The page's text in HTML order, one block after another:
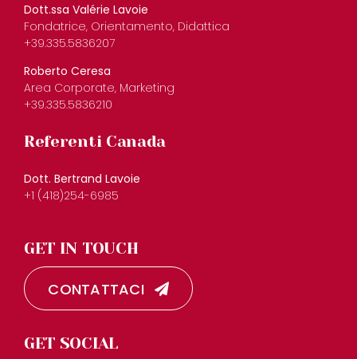
Dott.ssa Valérie Lavoie
Fondatrice, Orientamento, Didattica
+39.335.5836207
Roberto Ceresa
Area Corporate, Marketing
+39.335.5836210
Referenti Canada
Dott. Bertrand Lavoie
+1 (418)254-6985
GET IN TOUCH
CONTATTACI
GET SOCIAL